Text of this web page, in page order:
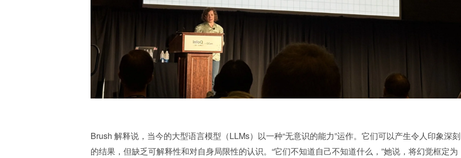
Brush 解释说，当今的大型语言模型（LLMs）以一种“无意识的能力”运作。它们可以产生令人印象深刻
的结果，但缺乏可解释性和对自身局限性的认识。“它们不知道自己不知道什么，”她说，将幻觉框定为